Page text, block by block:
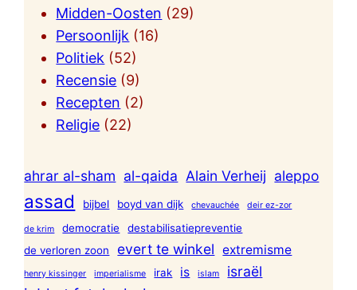
Midden-Oosten (29)
Persoonlijk (16)
Politiek (52)
Recensie (9)
Recepten (2)
Religie (22)
ahrar al-sham al-qaida Alain Verheij aleppo
assad bijbel boyd van dijk chevauchée deir ez-zor
de krim democratie
destabilisatiepreventie
de verloren zoon
evert te winkel extremisme
henry kissinger imperialisme irak is islam israël